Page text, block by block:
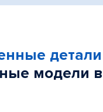
детали
модели